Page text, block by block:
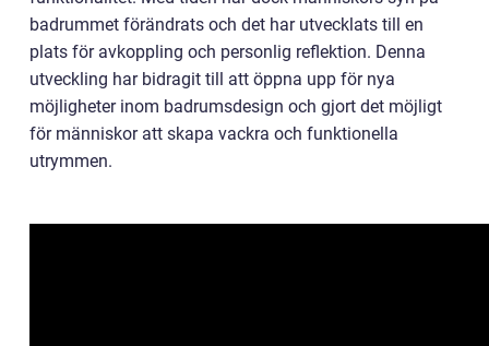
badrummet förändrats och det har utvecklats till en
plats för avkoppling och personlig reflektion. Denna
utveckling har bidragit till att öppna upp för nya
möjligheter inom badrumsdesign och gjort det möjligt
för människor att skapa vackra och funktionella
utrymmen.